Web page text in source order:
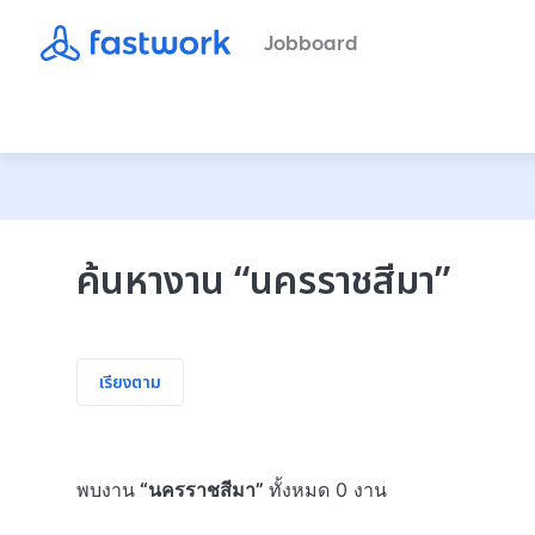
Jobboard
ค้นหางาน “นครราชสีมา”
เรียงตาม
พบงาน “นครราชสีมา” ทั้งหมด 0 งาน